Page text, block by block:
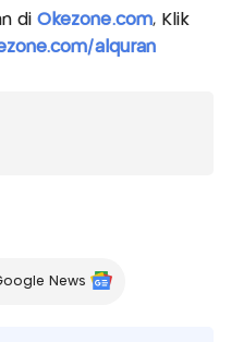
diOkezone.com, Klik
alquran
News